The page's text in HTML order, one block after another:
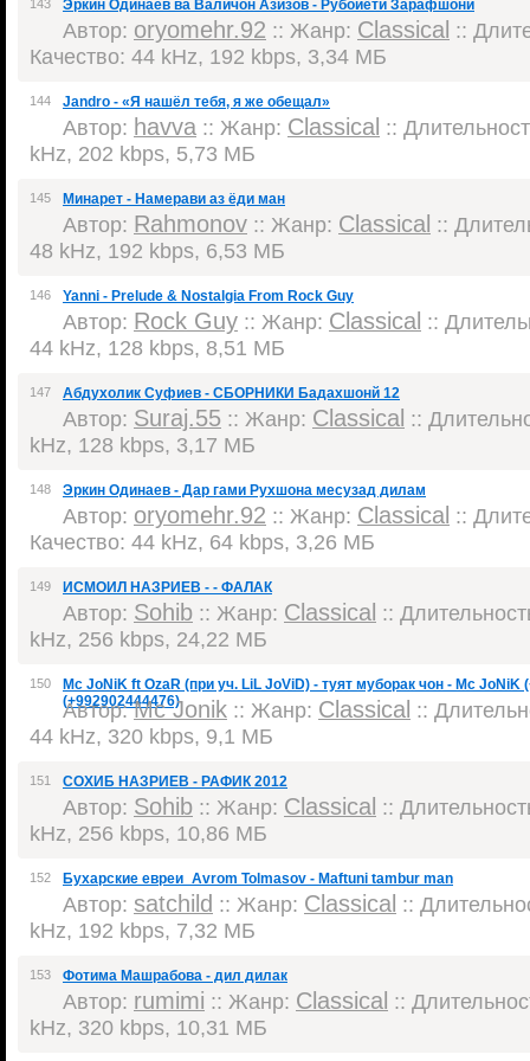
143 Эркин Одинаев ва Валичон Азизов - Рубоиёти Зарафшони
Автор: oryomehr.92 :: Жанр: Classical ::
Качество: 44 kHz, 192 kbps, 3,34 МБ
144 Jandro - «Я нашёл тебя, я же обещал»
Автор: havva :: Жанр: Classical ::
kHz, 202 kbps, 5,73 МБ
145 Минарет - Намерави аз ёди ман
Автор: Rahmonov :: Жанр: Classical ::
48 kHz, 192 kbps, 6,53 МБ
146 Yanni - Prelude & Nostalgia From Rock Guy
Автор: Rock Guy :: Жанр: Classical ::
44 kHz, 128 kbps, 8,51 МБ
147 Абдухолик Суфиев - СБОРНИКИ Бадахшонй 12
Автор: Suraj.55 :: Жанр: Classical ::
kHz, 128 kbps, 3,17 МБ
148 Эркин Одинаев - Дар гами Рухшона месузад дилам
Автор: oryomehr.92 :: Жанр: Classical ::
Качество: 44 kHz, 64 kbps, 3,26 МБ
149 ИСМОИЛ НАЗРИЕВ - - ФАЛАК
Автор: Sohib :: Жанр: Classical ::
kHz, 256 kbps, 24,22 МБ
150
Mc JoNiK ft OzaR (при уч. LiL JoViD) - туят муборак чон - Mc JoNiK
(+992902444476)
Автор:Mc Jonik :: Жанр: Classical ::
44 kHz, 320 kbps, 9,1 МБ
151 СОХИБ НАЗРИЕВ - РАФИК 2012
Автор: Sohib :: Жанр: Classical ::
kHz, 256 kbps, 10,86 МБ
152 Бухарские евреи_Avrom Tolmasov - Maftuni tambur man
Автор: satchild :: Жанр: Classical ::
kHz, 192 kbps, 7,32 МБ
153 Фотима Машрабова - дил дилак
Автор: rumimi :: Жанр: Classical ::
kHz, 320 kbps, 10,31 МБ